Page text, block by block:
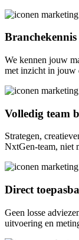
We kennen jouw
met inzicht in jouw
Volledig team
Strategen,
NxtGen-team, niet
Direct
Geen losse
uitvoering en